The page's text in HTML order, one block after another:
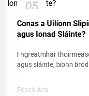
05
Conas a Uilíonn
agus Ionad Sláinte?
I ngreatmhar
agus sláinte, bíonn
Féach Arís